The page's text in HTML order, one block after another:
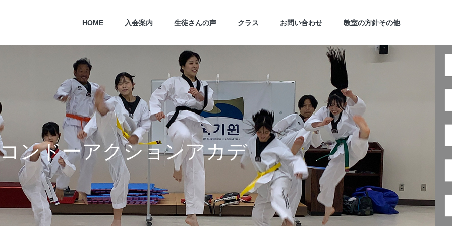
HOME 入会案内 生徒さんの声 クラス お問い合わせ 教室の方針その他
ンドーアクションアカデミー